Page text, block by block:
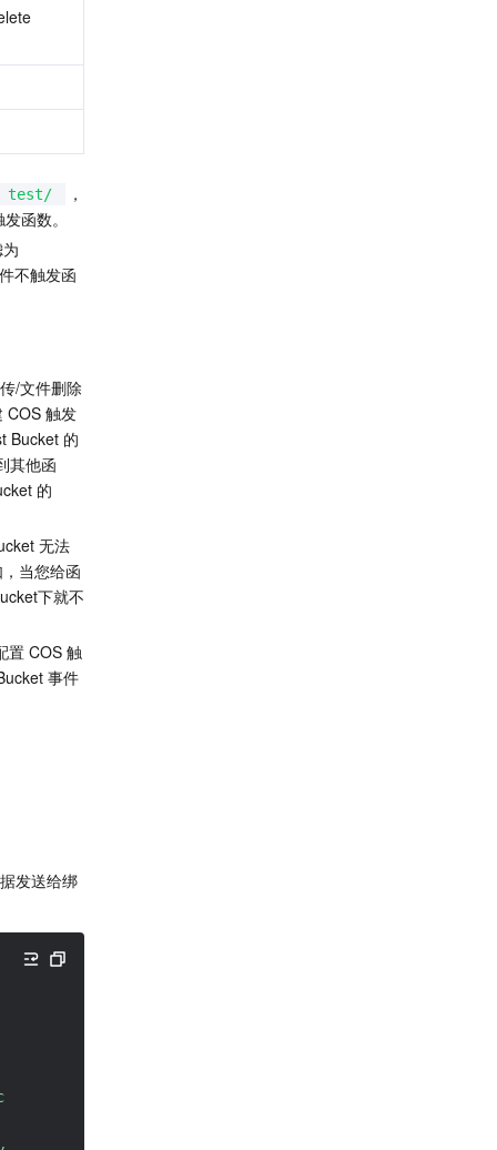
test/
，
函数。
不触发函
/文件删除
COS 触发
Bucket 的
其他函
的
无法
当您给函
下就不
置 COS 触
事件
发送给绑
testfile"